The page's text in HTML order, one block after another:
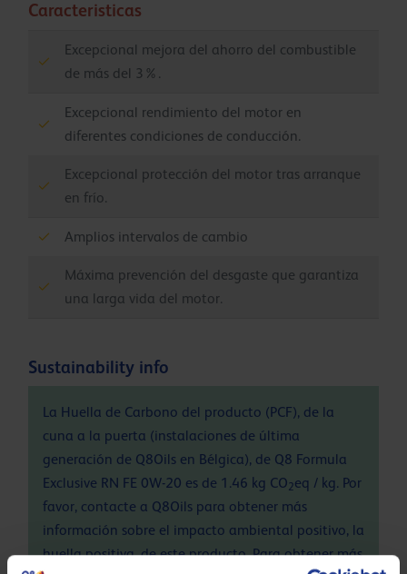
Caracteristicas
Excepcional mejora del ahorro del combustible
de más del 3%.
Excepcional rendimiento del motor en
diferentes condiciones de conducción.
Excepcional protección del motor tras arranque
en frío.
Amplios intervalos de cambio
Máxima prevención del desgaste que garantiza
una larga vida del motor.
Sustainability info
La Huella de Carbono del producto (PCF), de la
cuna a la puerta (instalaciones de última
generación de Q8Oils en Bélgica), de Q8 Formula
Exclusive RN FE 0W-20 es de 1.46 kg CO2eq / kg. Por
favor, contacte a Q8Oils para obtener más
información sobre el impacto ambiental positivo, la
huella positiva, de este producto. Para obtener más